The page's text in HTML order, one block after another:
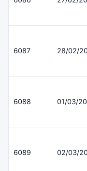
6087 28/02/
6088 01/03/
6089 02/03/